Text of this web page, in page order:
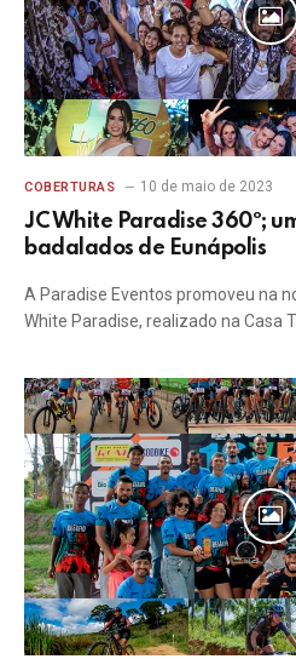
COBERTURAS 10 de maio de 2023
JC White Paradise 360º;
badalados de Eunápolis
A Paradise Eventos promoveu na
White Paradise, realizado na Casa